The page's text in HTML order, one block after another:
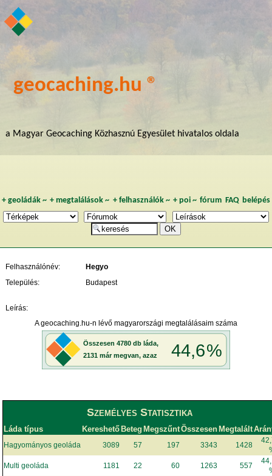
geocaching.hu ®
a Magyar Geocaching Közhasznú Egyesület hivatalos oldala
+ geoládák~ +megtalálások ~ + felhasználók~ + poi~ fórum FAQ belépés
Felhasználónév:
Hegyo
Település:
Budapest
Leírás:
A geocaching.hu-n lévő magyarországi megtalálásaim száma
Személyes Statisztika
Láda típus Kereshető Beteg MegszűntÖsszesen Megtalált
Hagyományos geoláda 3089 57 197 3343 1428
Multi geoláda
1181 22 60 1263 557